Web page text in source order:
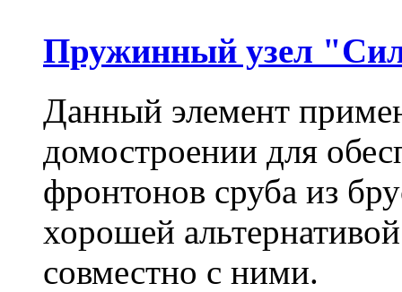
Пружинный узел
Данный элемент
домостроении для
фронтонов сруба из
хорошей
совместно с ними.